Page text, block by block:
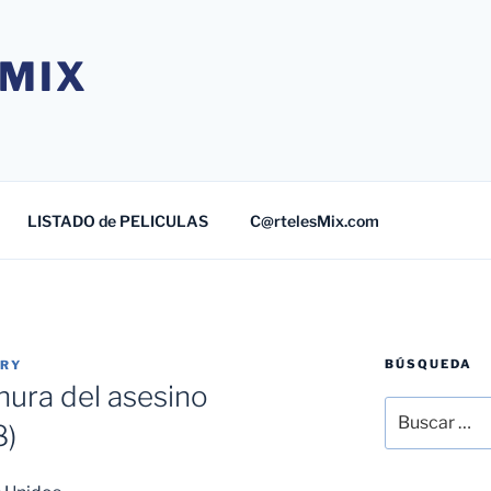
LISTADO de PELICULAS C@rtelesMix.com
del asesino
BÚSQUEDA
por: